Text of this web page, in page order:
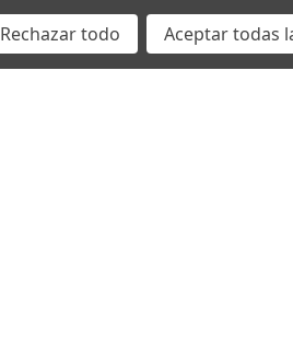
Rechazar todo Aceptar todas